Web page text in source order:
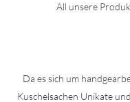
All unsere
Da es sich um
Kuschelsachen Unikate